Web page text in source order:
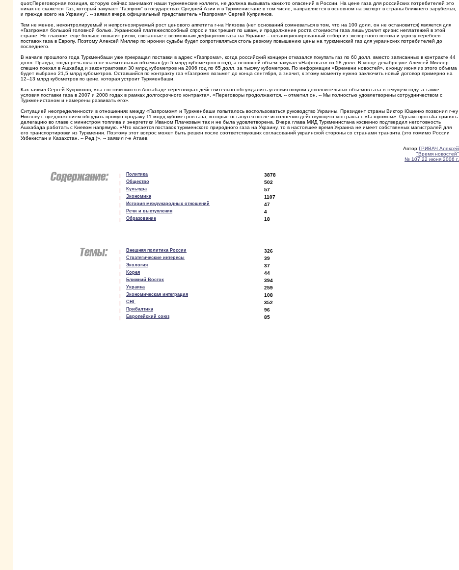
quot;Переговорная позиция, которую сейчас занимают наши туркменские коллеги, не должна вызывать каких-то опасений в России. На цене газа для российских потребителей это
никак не скажется. Газ, который закупает "Газпром" в государствах Средней Азии и в Туркменистане в том числе, направляется в основном на экспорт в страны ближнего зарубежья,
и прежде всего на Украину", -- заявил вчера официальный представитель «Газпрома» Сергей Куприянов.
Тем не менее, неконтролируемый и непрогнозируемый рост ценового аппетита г-на Ниязова (нет оснований сомневаться в том, что на 100 долл. он не остановится) является для
«Газпрома» большой головной болью. Украинский платежеспособный спрос и так трещит по швам, и продолжение роста стоимости газа лишь усилит кризис неплатежей в этой
стране. Но главное, еще больше повысит риски, связанные с возможным дефицитом газа на Украине -- несанкционированный отбор из экспортного потока и угрозу перебоев
поставок газа в Европу. Поэтому Алексей Миллер по иронии судьбы будет сопротивляться столь резкому повышению цены на туркменский газ для украинских потребителей до
последнего.
В начале прошлого года Туркменбаши уже прекращал поставки в адрес «Газпрома», когда российский концерн отказался покупать газ по 60 долл. вместо записанных в контракте 44
долл. Правда, тогда речь шла о незначительных объемах (до 5 млрд кубометров в год), а основной объем закупал «Нафтогаз» по 58 долл. В конце декабря уже Алексей Миллер
спешно поехал в Ашхабад и законтрактовал 30 млрд кубометров на 2006 год по 65 долл. за тысячу кубометров. По информации «Времени новостей», к концу июня из этого объема
будет выбрано 21,5 млрд кубометров. Оставшийся по контракту газ «Газпром» возьмет до конца сентября, а значит, к этому моменту нужно заключить новый договор примерно на
12--13 млрд кубометров по цене, которая устроит Туркменбаши.
Как заявил Сергей Куприянов, «на состоявшихся в Ашхабаде переговорах действительно обсуждались условия покупки дополнительных объемов газа в текущем году, а также
условия поставки газа в 2007 и 2008 годах в рамках долгосрочного контракта». «Переговоры продолжаются, -- отметил он. -- Мы полностью удовлетворены сотрудничеством с
Туркменистаном и намерены развивать его».
Ситуацией неопределенности в отношениях между «Газпромом» и Туркменбаши попыталось воспользоваться руководство Украины. Президент страны Виктор Ющенко позвонил г-ну
Ниязову с предложением обсудить прямую продажу 11 млрд кубометров газа, которые останутся после исполнения действующего контракта с «Газпромом». Однако просьба принять
делегацию во главе с министром топлива и энергетики Иваном Плачковым так и не была удовлетворена. Вчера глава МИД Туркменистана косвенно подтвердил неготовность
Ашхабада работать с Киевом напрямую. «Что касается поставок туркменского природного газа на Украину, то в настоящее время Украина не имеет собственных магистралей для
его транспортировки из Туркмении. Поэтому этот вопрос может быть решен после соответствующих согласований украинской стороны со странами транзита (это помимо России
Узбекистан и Казахстан. -- Ред.)», -- заявил г-н Атаев.
Автор:ГРИВАЧ Алексей
"Время новостей"
№ 107 22 июня 2006 г.
Политика 3878
Общество 502
Культура 57
Экономика 1107
История международных отношений 47
Речи и выступления 4
Образование 18
Внешняя политика России 326
Стратегические интересы 39
Экология 37
Корея 44
Ближний Восток 394
Украина 259
Экономическая интеграция 108
СНГ 352
Прибалтика 96
Европейский союз 85